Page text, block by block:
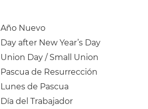
Año Nuevo
Day after New Year’s Day
Union Day / Small Union
Pascua de Resurrección
Lunes de Pascua
Día del Trabajador